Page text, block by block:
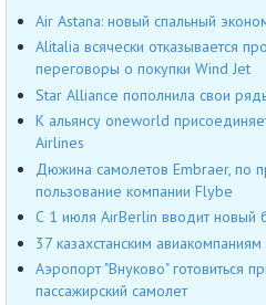
Air Astana: новый спальный
Alitalia всячески отказывается
переговоры о покупки Wind Jet
Star Alliance пополнила свои
К альянсу oneworld
Airlines
Дюжина самолетов Embraer, по
пользование компании Flybe
С 1 июля AirBerlin вводит новый
37 казахстанским
Аэропорт "Внуково" готовиться
пассажирский самолет